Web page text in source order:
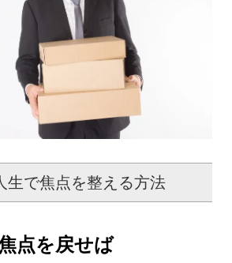
生で焦点を整える方法
点を戻せば